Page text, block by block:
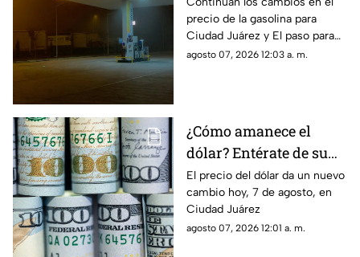
Juárez y El Paso
precio de la gasolina para
Ciudad Juárez y El paso para
hoy, 7 de agosto
agosto 07, 2026 12:03 a. m.
¿Cómo amanece el
dólar? Entérate de su
precio hoy, 7 de agosto,
en Ciudad Juárez
El precio del dólar da un nuevo
cambio hoy, 7 de agosto, en
Ciudad Juárez
agosto 07, 2026 12:01 a. m.